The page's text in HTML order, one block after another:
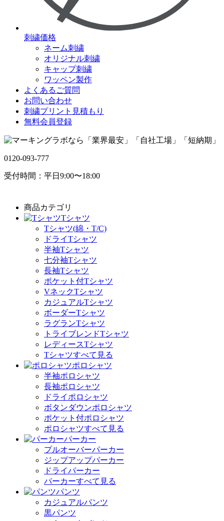
刺繍価格
ネーム刺繍
オリジナル刺繍
キャップ刺繍
ワッペン製作
よくあるご質問
お問い合わせ
刺繍プリント見積もり
無料会員登録
0120-093-777
受付時間：平日9:00〜18:00
商品カテゴリ
Tシャツ
Tシャツ(綿・T/C)
ドライTシャツ
半袖Tシャツ
七分袖Tシャツ
長袖Tシャツ
ポケット付Tシャツ
VネックTシャツ
カジュアルTシャツ
ボーダーTシャツ
ラグランTシャツ
トライブレンドTシャツ
レディースTシャツ
Tシャツすべて見る
ポロシャツ
半袖ポロシャツ
長袖ポロシャツ
ドライポロシャツ
ボタンダウンポロシャツ
ポケット付ポロシャツ
ポロシャツすべて見る
パーカー
プルオーバーパーカー
ジップアップパーカー
ドライパーカー
パーカーすべて見る
パンツ
カジュアルパンツ
黒パンツ